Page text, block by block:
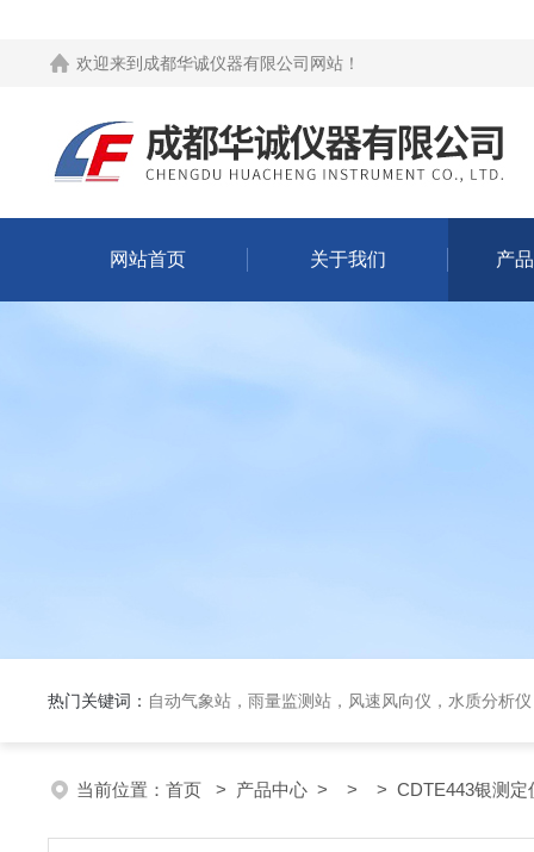
欢迎来到 成都华诚仪器有限公司网站 ！
网站首页 关于我们 产
热门关键词： 自动气象站，雨量监测站，风速风向仪，水质分析
当前位置： 首页 > 产品中心 > > > CDTE443银测定